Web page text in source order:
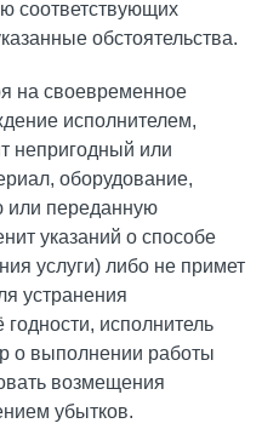
соответствующих
обстоятельства.
на своевременное
исполнителем,
непригодный или
оборудование,
или переданную
указаний о способе
услуги) либо не примет
устранения
годности, исполнитель
о выполнении работы
возмещения
убытков.